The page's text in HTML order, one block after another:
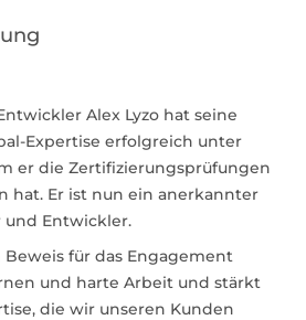
Alex Lyzo hat seine
Expertise erfolgreich unter
er die Zertifizierungsprüfungen
hat. Er ist nun ein anerkannter
und Entwickler.
für das Engagement
und harte Arbeit und stärkt
die wir unseren Kunden